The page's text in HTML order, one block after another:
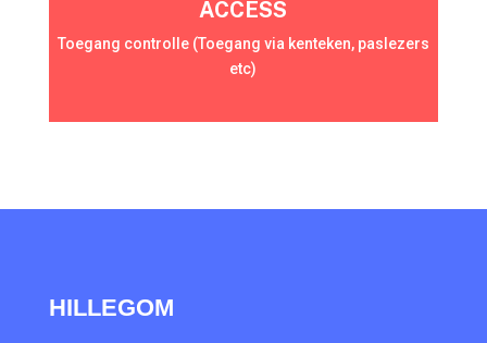
ACCESS
Toegang controlle (Toegang via kenteken, paslezers
etc)
HILLEGOM